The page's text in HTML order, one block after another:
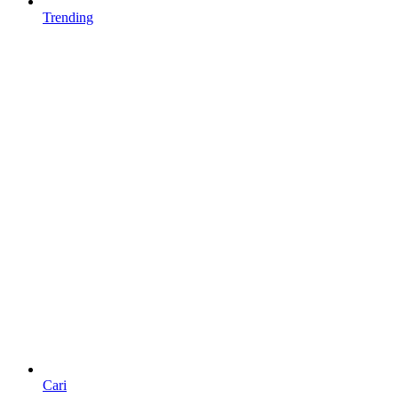
Trending
Cari